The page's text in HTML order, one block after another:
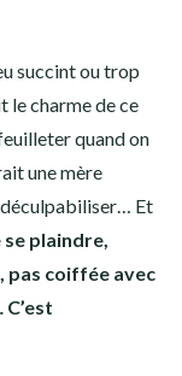
succint ou trop
le charme de ce
quand on
une mère
Et
plaindre,
pas coiffée avec